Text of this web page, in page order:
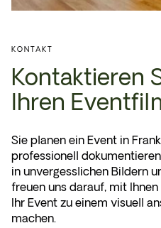
KONTAKT
Kontaktieren
Ihren
Sie planen ein Event in
professionell
in unvergesslichen Bildern
freuen uns darauf, mit
Ihr Event zu einem visuell
machen.